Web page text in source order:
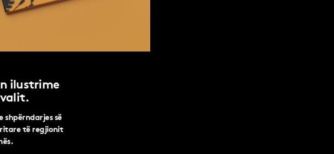
ilustrime
së
të regjionit